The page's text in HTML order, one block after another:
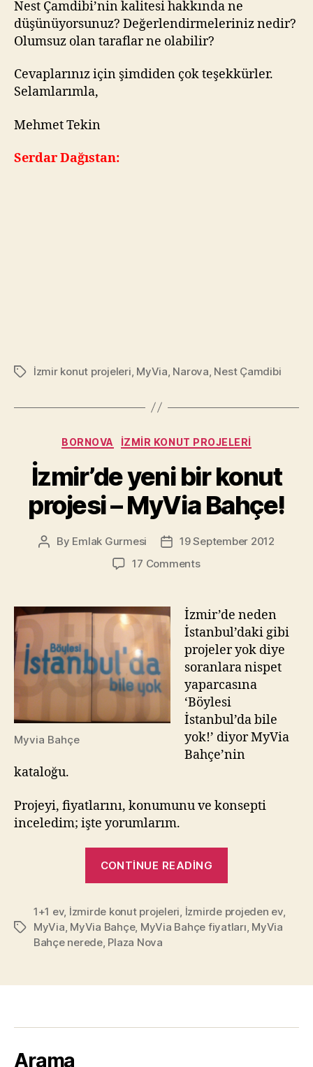
Nest Çamdibi’nin kalitesi hakkında ne
düşünüyorsunuz? Değerlendirmeleriniz nedir?
Olumsuz olan taraflar ne olabilir?
Cevaplarınız için şimdiden çok teşekkürler.
Selamlarımla,
Mehmet Tekin
Serdar Dağıstan:
Tagsİzmir konut projeleri MyVia Narova Nest Çamdibi
Categories
BORNOVA İZMIR KONUT PROJELERI
İzmir’de yeni bir konut
projesi – MyVia Bahçe!
Post
By Emlak Gurmesi
Post19 September 2012
17 Commentson
bir
konut
projesi
–
MyVia
Bahçe!
Myvia Bahçe
İzmir’de neden
İstanbul’daki gibi
projeler yok diye
soranlara nispet
yaparcasına
‘Böylesi
İstanbul’da bile
yok!’ diyor MyVia
Bahçe’nin
kataloğu.
Projeyi, fiyatlarını, konumunu ve konsepti
inceledim; işte yorumlarım.
CONTINUE READING
konut
projesi
Bahçe!”
Tags
1+1 ev, İzmirde konut projeleri, İzmirde projeden ev,
MyVia, MyVia Bahçe, MyVia Bahçe fiyatları, MyVia
Bahçe nerede, Plaza Nova
Arama